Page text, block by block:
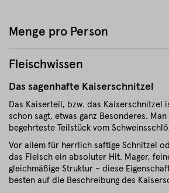
Fleischwissen
Das sagenhafte Kaiserschnitzel
Das Kaiserteil, bzw. das Kaiserschnitzel
schon sagt, etwas ganz Besonderes.
begehrteste Teilstück vom
Vor allem für herrlich saftige Schnitzel
das Fleisch ein absoluter Hit. Mager,
gleichmäßige Struktur – diese
besten auf die Beschreibung des
Menge pro Person